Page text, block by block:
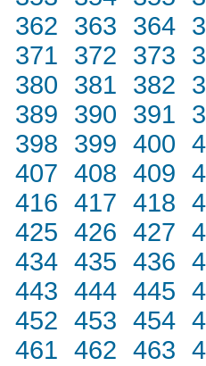
362 363 364
371 372 373
380 381 382
389 390 391
398 399 400
407 408 409
416 417 418
425 426 427
434 435 436
443 444 445
452 453 454
461 462 463